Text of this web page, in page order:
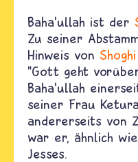
Baha'ullah ist der
Zu seiner
Hinweis von
"Gott geht
Baha'ullah
seiner Frau
andererseits von
war er, ähnlich
Jesses.